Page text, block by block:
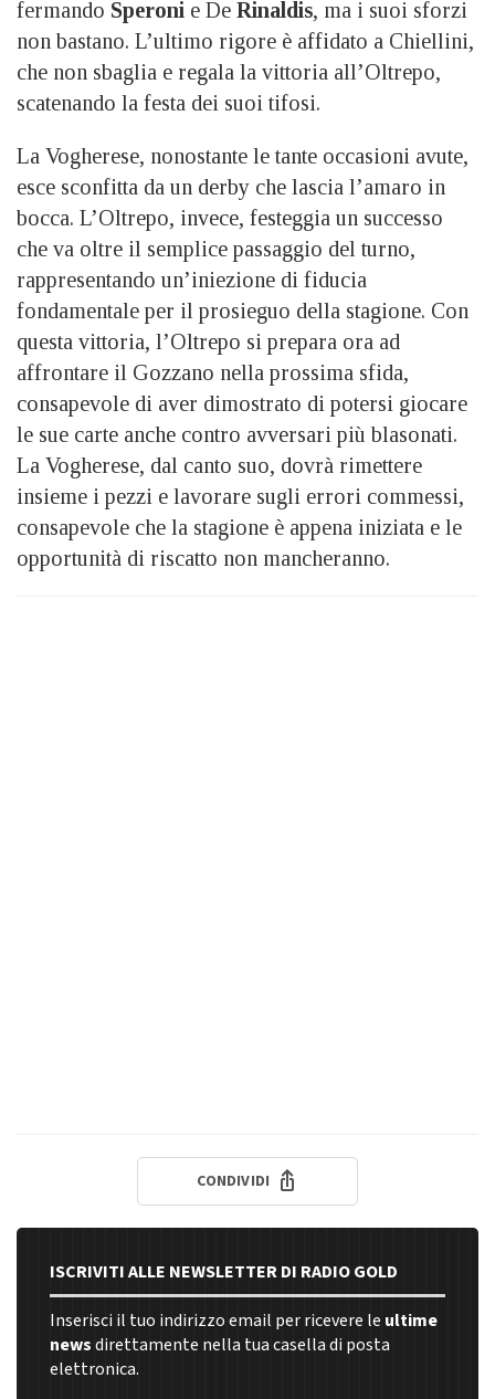
fermando Speroni e De Rinaldis, ma i suoi sforzi
non bastano. L’ultimo rigore è affidato a Chiellini,
che non sbaglia e regala la vittoria all’Oltrepo,
scatenando la festa dei suoi tifosi.
La Vogherese, nonostante le tante occasioni avute,
esce sconfitta da un derby che lascia l’amaro in
bocca. L’Oltrepo, invece, festeggia un successo
che va oltre il semplice passaggio del turno,
rappresentando un’iniezione di fiducia
fondamentale per il prosieguo della stagione. Con
questa vittoria, l’Oltrepo si prepara ora ad
affrontare il Gozzano nella prossima sfida,
consapevole di aver dimostrato di potersi giocare
le sue carte anche contro avversari più blasonati.
La Vogherese, dal canto suo, dovrà rimettere
insieme i pezzi e lavorare sugli errori commessi,
consapevole che la stagione è appena iniziata e le
opportunità di riscatto non mancheranno.
CONDIVIDI
ISCRIVITI ALLE NEWSLETTER DI RADIO GOLD
Inserisci il tuo indirizzo email per ricevere le ultime
newsdirettamente nella tua casella di posta
elettronica.